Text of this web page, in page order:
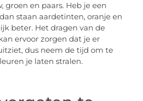
groen en paars. Heb je een
staan aardetinten, oranje en
beter. Het dragen van de
ervoor zorgen dat je er
dus neem de tijd om te
je laten stralen.